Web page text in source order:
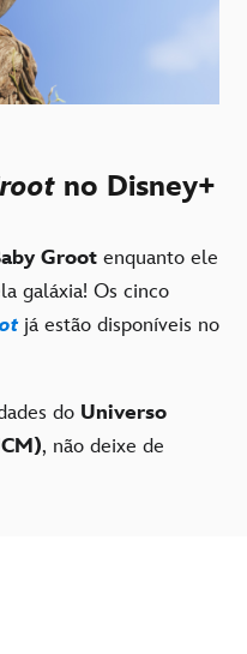
no Disney+
Groot enquanto ele
galáxia! Os cinco
já estão disponíveis no
do Universo
, não deixe de